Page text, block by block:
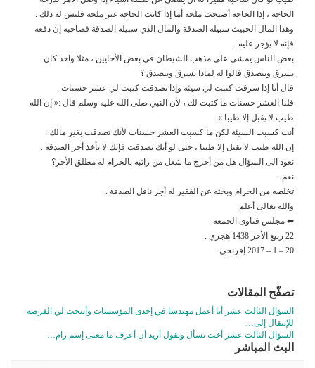
الحاجة ، إذا الحاجة أصبحت ملحة أما إذا كانت الحاجة غير ملحة فليس له ذلك .
وهذا المال الخبيث سبيله الصدقة والمال الذي سبيله الصدقة فصاحبه إن دفعه
فإنه لا يؤجر عليه .
بعض الناس يمشي على مذهب الشيطان في بعض الأحايين ، مثلا واحد كان
يسرق ويتصدق قالوا له لماذا تسرق وتتصدق ؟
قال أنا إذا سرقت كتبت لي سيئة وإذا تصدقت كتبت لي عشر حسنات .
قلنا العشر حسنات ما كتبت لك ، لأن النبي صلى الله عليه وسلم قال :« إن الله
طيب لا يقبل إلا طيبا ».
أنت كسبت السيئة لكن ما كسبت العشر حسنات لأنك تصدقت بغير مالك .
إن الله طيب لا يقبل إلا طيبا ، حتى لو أنك تصدقت فإنك لا تأخذ أجر الصدقة .
نعود الى السؤال هل من أخرج ما شغل من راتبه بالحرام له مطلق الأجر؟
نعم .
تخلصه من الحرام وبحثه عن الفقير له أجر ناقل الصدقة .
والله تعالى أعلم
⬅ مجلس فتاوى الجمعة .
22 ربيع الأخر 1438 هجري .
20 – 1 – 2017 إفرنجي.
تصفّح المقالات
السؤال الثالث عشر أنا أعمل مهندسا في إحدى المؤسسات وأتيحت لي الفرصة
للإنتقال إلى…
السؤال الثالث عشر أخت تسأل وتقول أريد أن أعرف ما معنى إسم رام…
البث المباشر